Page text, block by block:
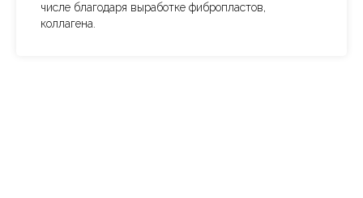
числе благодаря выработке фибропластов,
коллагена.